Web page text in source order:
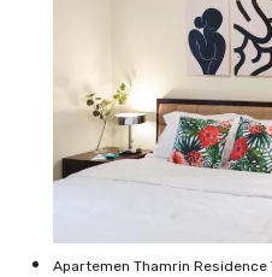
Apartemen Thamrin Residence